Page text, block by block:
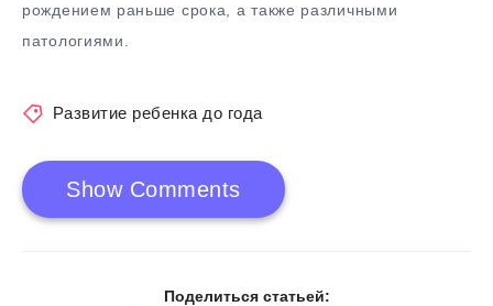
рождением раньше срока, а также различными
патологиями.
Развитие ребенка до года
Show Comments
Поделиться статьей: